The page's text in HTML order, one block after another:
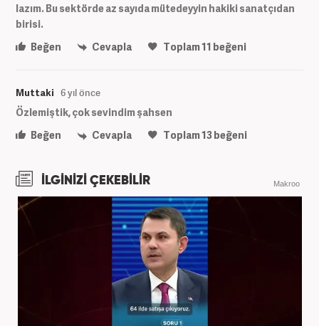
lazım. Bu sektörde az sayıda mütedeyyin hakiki sanatçıdan
birisi.
Beğen
Cevapla Toplam11 beğeni
Muttaki 6 yıl önce
Özlemiştik, çok sevindim şahsen
Beğen
Cevapla Toplam13beğeni
İLGİNİZİ ÇEKEBİLİR Makroo